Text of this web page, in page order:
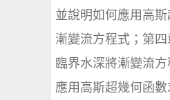
並說明如何應用高
漸變流方程式；第
臨界水深將漸變流
應用高斯超幾何函